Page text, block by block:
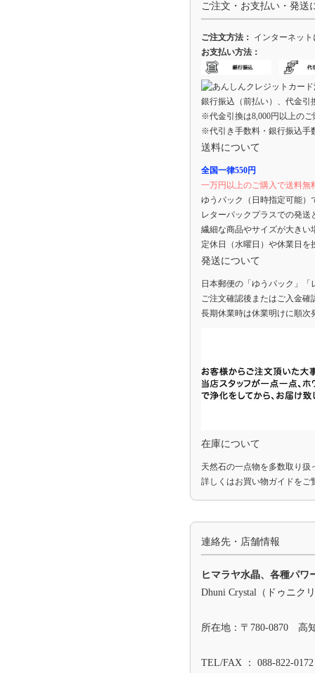
ご注文・お支払い・発送
ご注文方法： インターネッ
お支払い方法：
銀行振込（前払い）、代金引
※代金引換は8,000円以上の
※代引き手数料・銀行振込手
送料について
全国一律550円
一万円以上のご購入で送料無
ゆうパック（日時指定可能）
レターパックプラスでの発
繊細な商品やサイズが大きい
定休日（水曜日）や休業日
発送について
日本郵便の「ゆうパック」
ご注文確認後またはご入金確
長期休業時は休業明けに順次
在庫について
天然石の一点物を多数取り扱
詳しくはお買い物ガイドをご
連絡先・店舗情報
ヒマラヤ水晶、各種パ
Dhuni Crystal（ドゥニク
所在地：〒780-0870 高
TEL/FAX ： 088-822-0172